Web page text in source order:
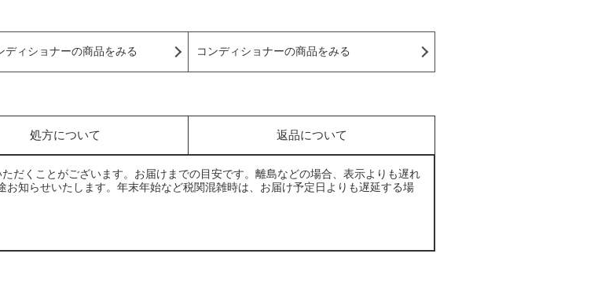
ディショナーの商品をみる コンディショナーの商品をみる
処方について 返品について
だくことがございます。お届けまでの目安です。離島などの場合、表示よりも遅れ
知らせいたします。年末年始など税関混雑時は、お届け予定日よりも遅延する場